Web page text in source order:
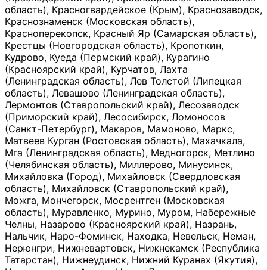
область), Красногвардейское (Крым), Краснозаводск,
Краснознаменск (Московская область),
Красноперекопск, Красный Яр (Самарская область),
Крестцы (Новгородская область), Кропоткин,
Кудрово, Куеда (Пермский край), Курагино
(Красноярский край), Курчатов, Лахта
(Ленинградская область), Лев Толстой (Липецкая
область), Левашово (Ленинградская область),
Лермонтов (Ставропольский край), Лесозаводск
(Приморский край), Лесосибирск, Ломоносов
(Санкт-Петербург), Макаров, Мамоново, Маркс,
Матвеев Курган (Ростовская область), Махачкала,
Мга (Ленинградская область), Медногорск, Метлино
(Челябинская область), Миллерово, Минусинск,
Михайловка (Город), Михайловск (Свердловская
область), Михайловск (Ставропольский край),
Можга, Мончегорск, Мосрентген (Московская
область), Муравленко, Мурино, Муром, Набережные
Челны, Назарово (Красноярский край), Назрань,
Нальчик, Наро-Фоминск, Находка, Невельск, Неман,
Нерюнгри, Нижневартовск, Нижнекамск (Республика
Татарстан), Нижнеудинск, Нижний Куранах (Якутия),